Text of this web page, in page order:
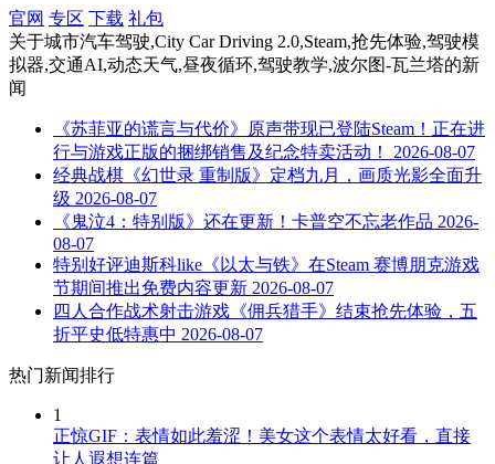
官网 专区 下载 礼包
关于城市汽车驾驶,City Car Driving 2.0,Steam,抢先体验,驾驶模
拟器,交通AI,动态天气,昼夜循环,驾驶教学,波尔图-瓦兰塔的新
闻
《苏菲亚的谎言与代价》原声带现已登陆Steam！正在进
行与游戏正版的捆绑销售及纪念特卖活动！
2026-08-07
经典战棋《幻世录 重制版》定档九月，画质光影全面升
级 2026-08-07
《鬼泣4：特别版》还在更新！卡普空不忘老作品 2026-
08-07
特别好评迪斯科like《以太与铁》在Steam 赛博朋克游戏
节期间推出免费内容更新 2026-08-07
四人合作战术射击游戏《佣兵猎手》结束抢先体验，五
折平史低特惠中 2026-08-07
热门新闻排行
1
正惊GIF：表情如此羞涩！美女这个表情太好看，直接
让人遐想连篇